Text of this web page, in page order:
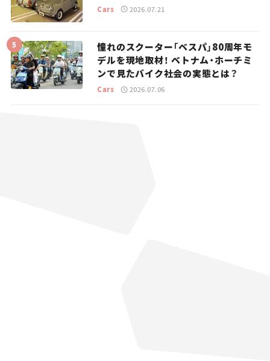
Cars 2026.07.21
憧れのスクーター「ベスパ」80周年モ
デルを現地取材！ ベトナム・ホーチミ
ンで見たバイク社会の実態とは？
Cars 2026.07.06